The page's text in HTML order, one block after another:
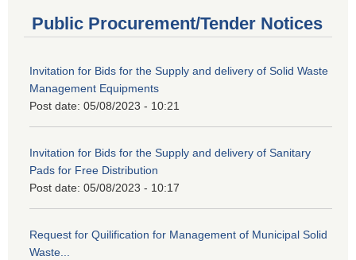
Public Procurement/Tender Notices
Invitation for Bids for the Supply and delivery of Solid Waste
Management Equipments
Post date: 05/08/2023 - 10:21
Invitation for Bids for the Supply and delivery of Sanitary
Pads for Free Distribution
Post date: 05/08/2023 - 10:17
Request for Quilification for Management of Municipal Solid
Waste...